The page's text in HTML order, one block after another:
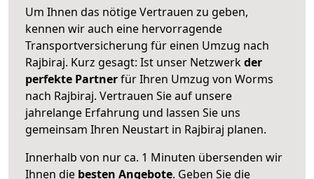
Um Ihnen das nötige Vertrauen zu geben,
kennen wir auch eine hervorragende
Transportversicherung für einen Umzug nach
Rajbiraj. Kurz gesagt: Ist unser Netzwerkder
perfekte Partnerfür Ihren Umzug von Worms
nach Rajbiraj. Vertrauen Sie auf unsere
jahrelange Erfahrung und lassen Sie uns
gemeinsam Ihren Neustart in Rajbiraj planen.
Innerhalb von nur ca. 1 Minuten übersenden wir
Ihnen die besten Angebote. Geben Sie die